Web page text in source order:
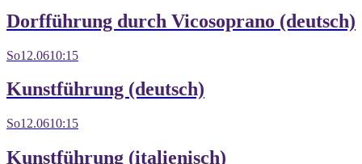
Dorfführung durch Vicosoprano (deutsch)
So12.0610:15
Kunstführung (deutsch)
So12.0610:15
Kunstführung (italienisch)